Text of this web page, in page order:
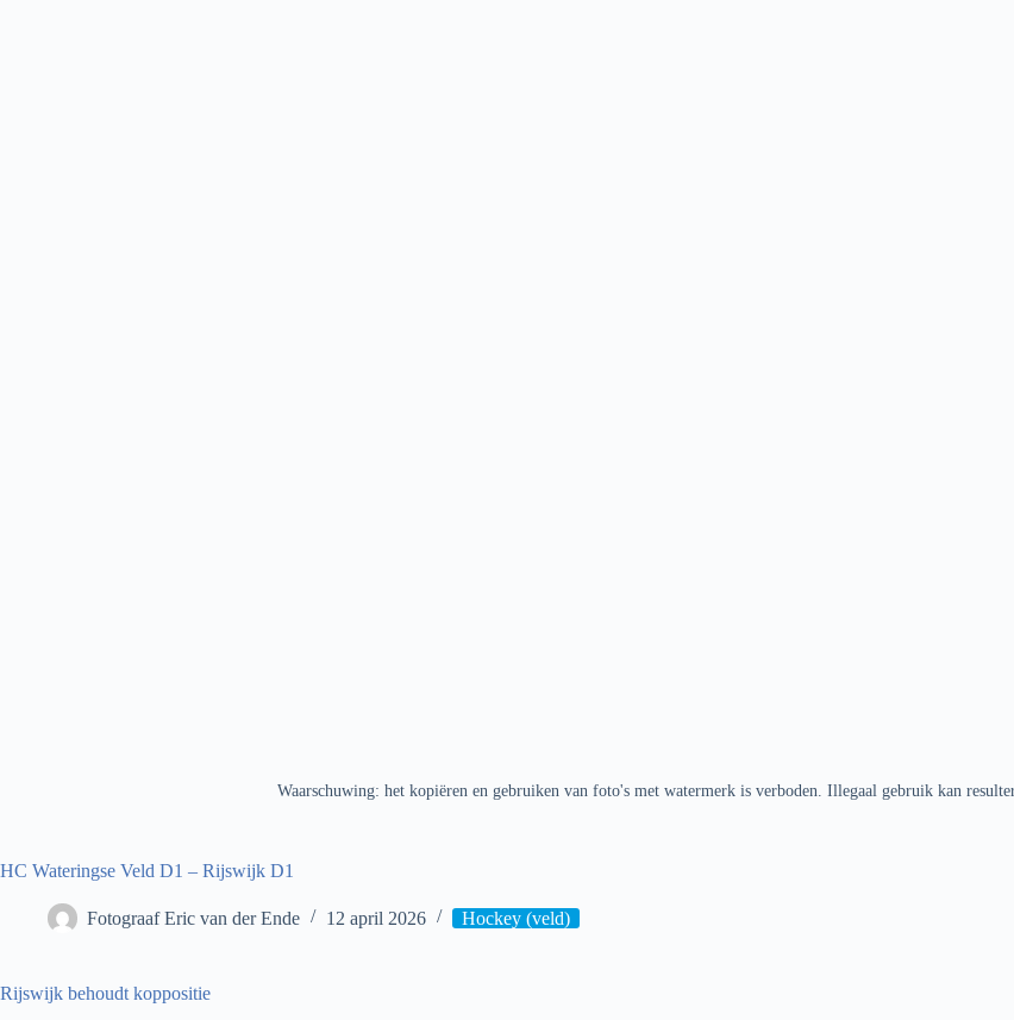
Waarschuwing: het kopiëren en gebruiken van foto's met watermerk is verboden. Illegaal gebruik kan
HC Wateringse Veld D1 – Rijswijk D1
Fotograaf Eric van der Ende 12 april 2026 Hockey (veld)
Rijswijk behoudt koppositie